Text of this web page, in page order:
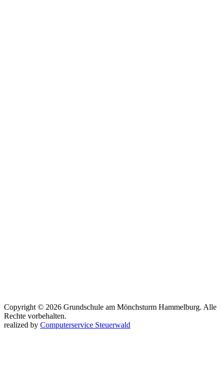
Copyright © 2026 Grundschule am Mönchsturm Hammelburg. Alle
Rechte vorbehalten.
realized by Computerservice Steuerwald